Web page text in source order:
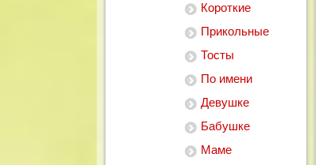
Короткие
Прикольные
Тосты
По имени
Девушке
Бабушке
Маме